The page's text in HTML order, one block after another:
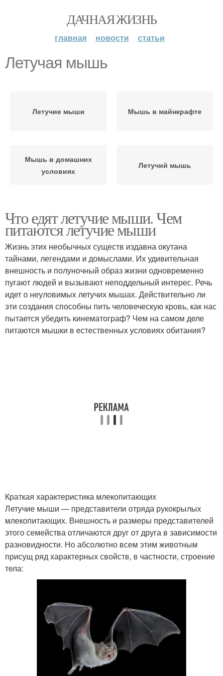
ДАЧНАЯ ЖИЗНЬ
главная новости статьи
Летучая мышь
Летучие мыши Мышь в майнкрафте
Мышь в домашних
условиях
Летучий мышь
Что едят летучие мыши. Чем
питаются летучие мыши
Жизнь этих необычных существ издавна окутана
тайнами, легендами и домыслами. Их удивительная
внешность и полуночный образ жизни одновременно
пугают людей и вызывают неподдельный интерес. Речь
идет о неуловимых летучих мышах. Действительно ли
эти создания способны пить человеческую кровь, как нас
пытается убедить кинематограф? Чем на самом деле
питаются мышки в естественных условиях обитания?
Краткая характеристика млекопитающих
Летучие мыши — представители отряда рукокрылых
млекопитающих. Внешность и размеры представителей
этого семейства отличаются друг от друга в зависимости
разновидности. Но абсолютно всем этим животным
присущ ряд характерных свойств, в частности, строение
тела: